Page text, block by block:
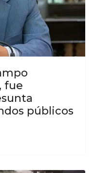
fue
públicos